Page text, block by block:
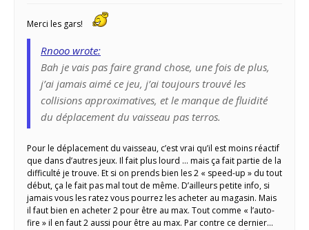
Merci les gars!
Rnooo wrote:
Bah je vais pas faire grand chose, une fois de plus,
j’ai jamais aimé ce jeu, j’ai toujours trouvé les
collisions approximatives, et le manque de fluidité
du déplacement du vaisseau pas terros.
Pour le déplacement du vaisseau, c’est vrai qu’il est moins réactif
que dans d’autres jeux. Il fait plus lourd … mais ça fait partie de la
difficulté je trouve. Et si on prends bien les 2 « speed-up » du tout
début, ça le fait pas mal tout de même. D’ailleurs petite info, si
jamais vous les ratez vous pourrez les acheter au magasin. Mais
il faut bien en acheter 2 pour être au max. Tout comme « l’auto-
fire » il en faut 2 aussi pour être au max. Par contre ce dernier…